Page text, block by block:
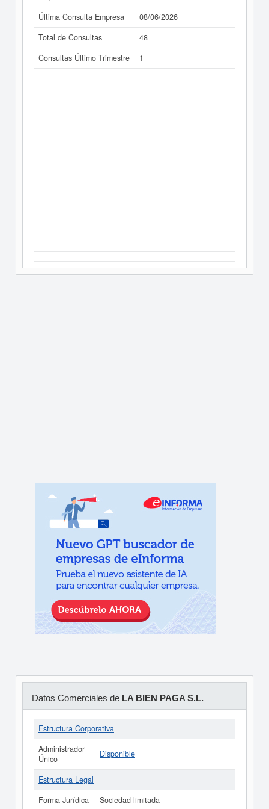
Última Consulta Empresa
08/06/2026
Total de Consultas
48
Consultas Último Trimestre
1
Datos Comerciales de LA BIEN PAGA S.L.
Estructura Corporativa
Administrador
Único
Disponible
Estructura Legal
Forma Jurídica
Sociedad limitada